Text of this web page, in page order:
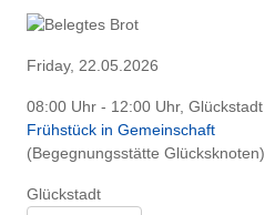
Friday, 22.05.2026
08:00 Uhr - 12:00 Uhr, Glückstadt
Frühstück in Gemeinschaft
(Begegnungsstätte Glücksknoten)
Glückstadt